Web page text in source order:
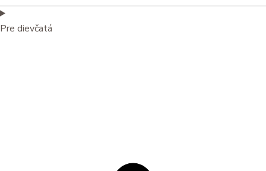
Pre dievčatá